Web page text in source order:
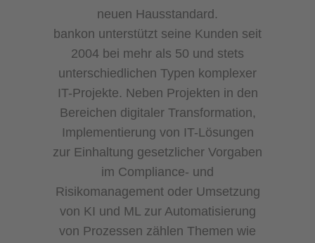
neuen Hausstandard.
bankon unterstützt seine Kunden seit
2004 bei mehr als 50 und stets
unterschiedlichen Typen komplexer
IT-Projekte. Neben Projekten in den
Bereichen digitaler Transformation,
Implementierung von IT-Lösungen
zur Einhaltung gesetzlicher Vorgaben
im Compliance- und
Risikomanagement oder Umsetzung
von KI und ML zur Automatisierung
von Prozessen zählen Themen wie